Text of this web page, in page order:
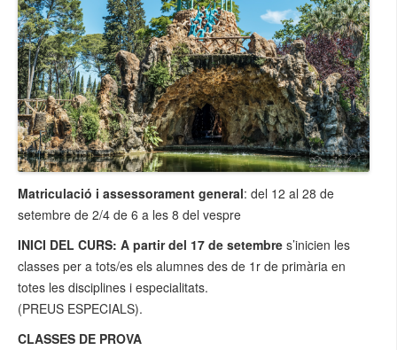
Matriculació i assessorament general: del 12 al 28 de
setembre de 2/4 de 6 a les 8 del vespre
INICI DEL CURS: A partir del 17 de setembre s’inicien les
classes per a tots/es els alumnes des de 1r de primària en
totes les disciplines i especialitats.
(PREUS ESPECIALS).
CLASSES DE PROVA